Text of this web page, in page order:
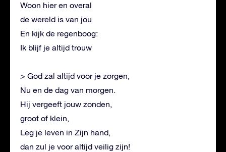
Woon hier en overal
de wereld is van jou
En kijk de regenboog:
Ik blijf je altijd trouw
> God zal altijd voor je zorgen,
Nu en de dag van morgen.
Hij vergeeft jouw zonden,
groot of klein,
Leg je leven in Zijn hand,
dan zul je voor altijd veilig zijn!